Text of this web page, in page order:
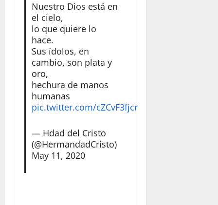
Nuestro Dios está en
el cielo,
lo que quiere lo
hace.
Sus ídolos, en
cambio, son plata y
oro,
hechura de manos
humanas
pic.twitter.com/cZCvF3fjcr
— Hdad del Cristo
(@HermandadCristo)
May 11, 2020